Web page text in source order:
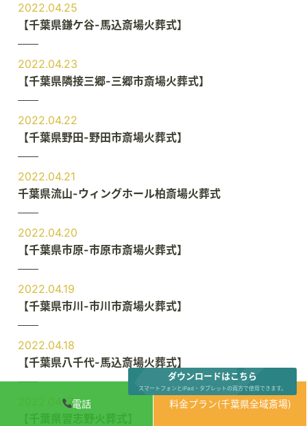
電話 料金プラン(千葉県全域斎場)
ダウンロードはこちら
スマートフォンとiPad・タブレットの両方で使用できます。
2022.04.25
【千葉県鎌ケ谷-馬込斎場火葬式】
2022.04.23
【千葉県隣接三郷-三郷市斎場火葬式】
2022.04.22
【千葉県野田-野田市斎場火葬式】
2022.04.21
千葉県流山-ウィングホール柏斎場火葬式
2022.04.20
【千葉県市原-市原市斎場火葬式】
2022.04.19
【千葉県市川-市川市斎場火葬式】
2022.04.18
【千葉県八千代-馬込斎場火葬式】
2022.04.17